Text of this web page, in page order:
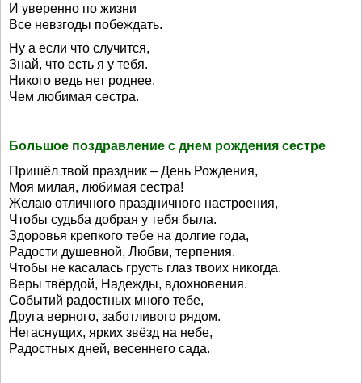
И уверенно по жизни
Все невзгоды побеждать.
Ну а если что случится,
Знай, что есть я у тебя.
Никого ведь нет роднее,
Чем любимая сестра.
Большое поздравление с днем рождения сестре
Пришёл твой праздник – День Рождения,
Моя милая, любимая сестра!
Желаю отличного праздничного настроения,
Чтобы судьба добрая у тебя была.
Здоровья крепкого тебе на долгие года,
Радости душевной, Любви, терпения.
Чтобы не касалась грусть глаз твоих никогда.
Веры твёрдой, Надежды, вдохновения.
Событий радостных много тебе,
Друга верного, заботливого рядом.
Негаснущих, ярких звёзд на небе,
Радостных дней, весеннего сада.